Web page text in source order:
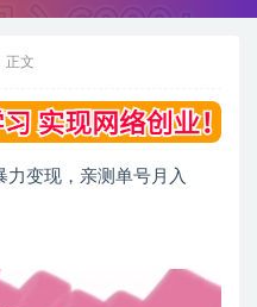
正文
力变现，亲测单号月入